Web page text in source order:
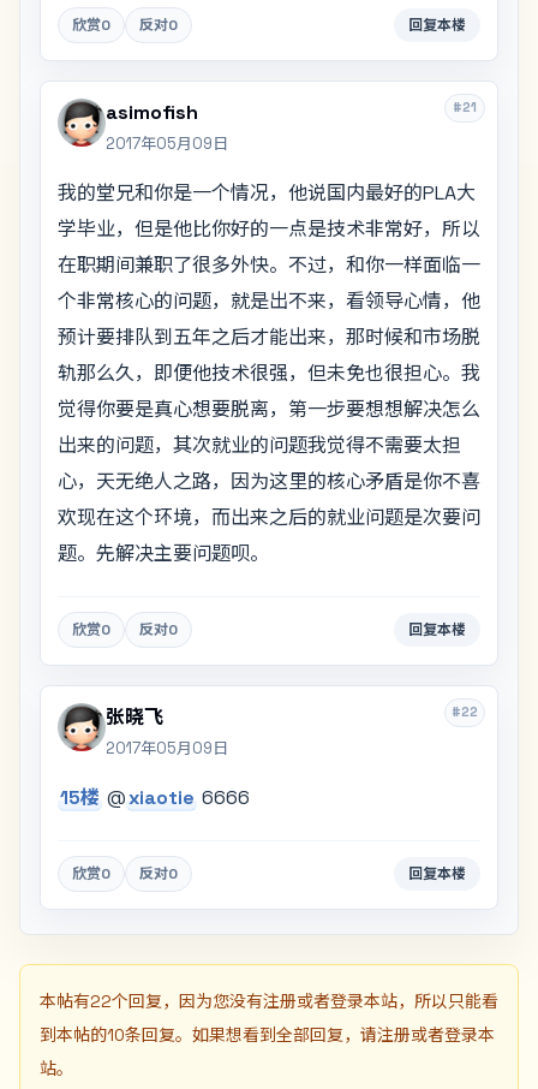
欣赏0 反对0 回复本楼
#21
asimofish
2017年05月09日
我的堂兄和你是一个情况，他说国内最好的PLA大
学毕业，但是他比你好的一点是技术非常好，所以
在职期间兼职了很多外快。不过，和你一样面临一
个非常核心的问题，就是出不来，看领导心情，他
预计要排队到五年之后才能出来，那时候和市场脱
轨那么久，即便他技术很强，但未免也很担心。我
觉得你要是真心想要脱离，第一步要想想解决怎么
出来的问题，其次就业的问题我觉得不需要太担
心，天无绝人之路，因为这里的核心矛盾是你不喜
欢现在这个环境，而出来之后的就业问题是次要问
题。先解决主要问题呗。
欣赏0 反对0 回复本楼
#22
张晓飞
2017年05月09日
15楼 @xiaotie 6666
欣赏0 反对0 回复本楼
本帖有22个回复，因为您没有注册或者登录本站，所以只能看
到本帖的10条回复。如果想看到全部回复，请注册或者登录本
站。